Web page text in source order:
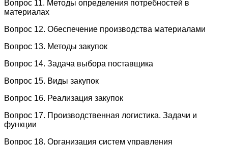
Вопрос 11. Методы определения потребностей в
материалах
Вопрос 12. Обеспечение производства материалами
Вопрос 13. Методы закупок
Вопрос 14. Задача выбора поставщика
Вопрос 15. Виды закупок
Вопрос 16. Реализация закупок
Вопрос 17. Производственная логистика. Задачи и
функции
Вопрос 18. Организация систем управления